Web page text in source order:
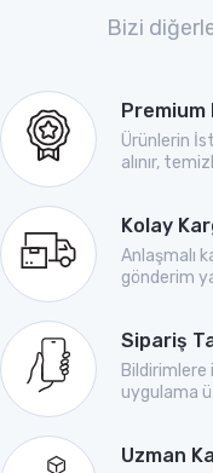
Bizi
Premium
Ürünlerin
alınır,
Kolay
Anlaşmalı
gönderim
Sipariş
Bildirimlere
uygulama
Uzman